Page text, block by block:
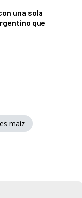
una sola
que
maíz